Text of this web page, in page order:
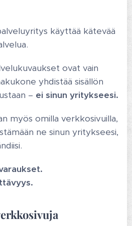
käyttää kätevää
ovat vain
yhdistää sisällön
– ei sinun yritykseesi.
myös omilla verkkosivuilla,
ne sinun yritykseesi,